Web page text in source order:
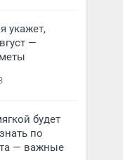
укажет,
—
будет
по
— важные